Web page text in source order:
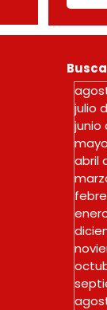
julio
junio
abril